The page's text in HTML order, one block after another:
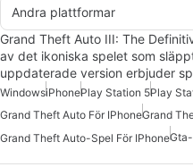
Andra plattformar
Grand Theft Auto III: The
av det ikoniska spelet som
uppdaterade version erbjuder
WindowsiPhonePlay Station 5Play
Grand Theft Auto För IPhoneGrand
Grand Theft Auto-Spel För IPhone